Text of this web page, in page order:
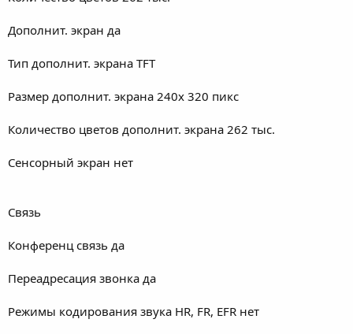
Дополнит. экран да
Тип дополнит. экрана TFT
Размер дополнит. экрана 240x 320 пикс
Количество цветов дополнит. экрана 262 тыс.
Сенсорный экран нет
Связь
Конференц связь да
Переадресация звонка да
Режимы кодирования звука HR, FR, EFR нет